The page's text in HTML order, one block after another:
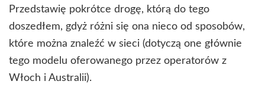
Przedstawię pokrótce drogę, którą do tego
doszedłem, gdyż różni się ona nieco od sposobów,
które można znaleźć w sieci (dotyczą one głównie
tego modelu oferowanego przez operatorów z
Włoch i Australii).